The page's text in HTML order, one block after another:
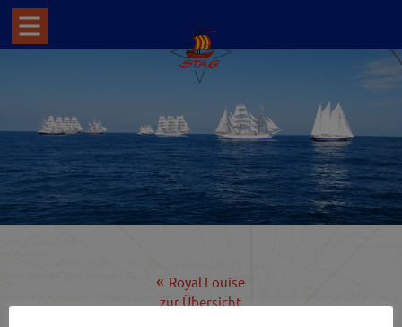
Royal Louise
zur Übersicht